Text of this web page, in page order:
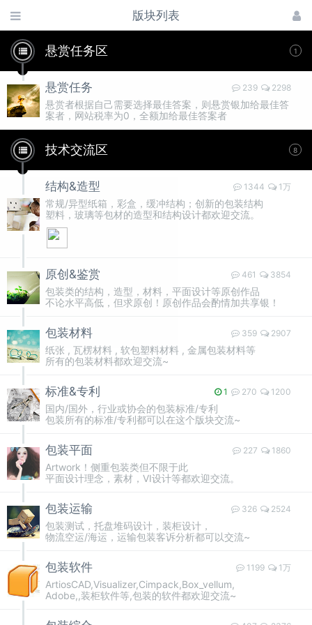
版块列表
悬赏任务区 1
悬赏任务 239 2298
悬赏者根据自己需要选择最佳答案，则悬赏银加给最佳答
案者，网站税率为0，全额加给最佳答案者
技术交流区 8
结构&造型 1344 1万
常规/异型纸箱，彩盒，缓冲结构；创新的包装结构
塑料，玻璃等包材的造型和结构设计都欢迎交流。
原创&鉴赏 461 3854
包装类的结构，造型，材料，平面设计等原创作品
不论水平高低，但求原创！原创作品会酌情加共享银！
包装材料 359 2907
纸张 , 瓦楞材料 , 软包塑料材料 , 金属包装材料等
所有的包装材料都欢迎交流~
标准&专利 1 270 1200
国内/国外，行业或协会的包装标准/专利
包装所有的标准/专利都可以在这个版块交流~
包装平面 227 1860
Artwork！侧重包装类但不限于此
平面设计理念，素材，VI设计等都欢迎交流。
包装运输 326 2524
包装测试，托盘堆码设计，装柜设计，
物流空运/海运，运输包装客诉分析都可以交流~
包装软件 1199 1万
ArtiosCAD,Visualizer,Cimpack,Box_vellum,
Adobe,,装柜软件等,包装的软件都欢迎交流~